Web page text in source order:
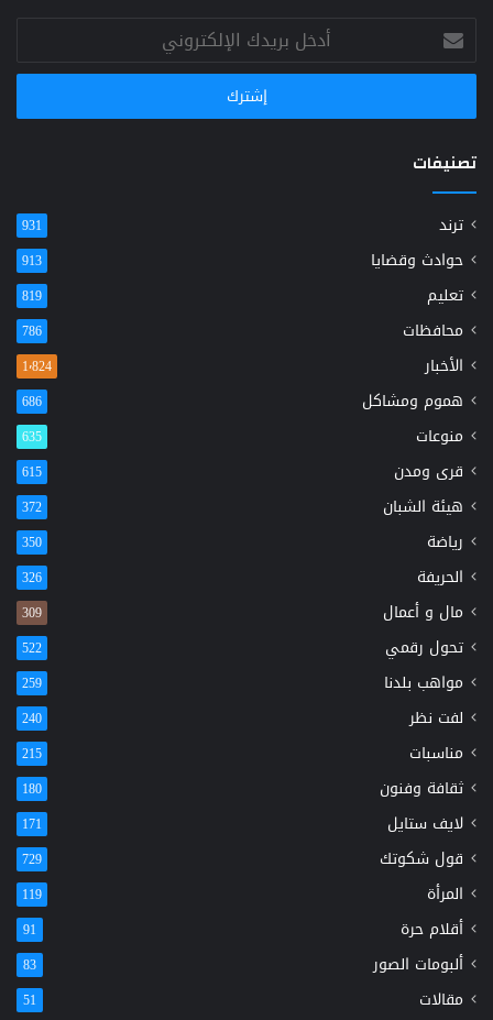
أدخل
بريدك
الإلكتروني
تصنيفات
ترند 931
حوادث وقضايا 913
تعليم 819
محافظات 786
الأخبار 1٬824
هموم ومشاكل 686
منوعات 635
قرى ومدن 615
هيئة الشبان 372
رياضة 350
الحريفة 326
مال و أعمال 309
تحول رقمي 522
مواهب بلدنا 259
لفت نظر 240
مناسبات 215
ثقافة وفنون 180
لايف ستايل 171
قول شكوتك 729
المرأة 119
أقلام حرة 91
ألبومات الصور 83
مقالات 51